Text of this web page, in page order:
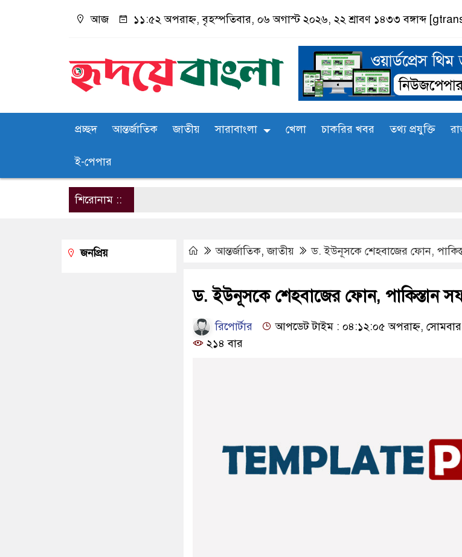
আজ ১১:৫২ অপরাহ্ন, বৃহস্পতিবার, ০৬ অগাস্ট ২০২৬, ২২ শ্রাবণ ১৪৩৩ বঙ্গাব্দ
প্রচ্ছদ আন্তর্জাতিক জাতীয় সারাবাংলা খেলা চাকরির খবর তথ্য প্রযুক্তি
ই-পেপার
শিরোনাম ::
আন্তর্জাতিক,জাতীয় ড. ইউনূসকে শেহবাজের ফোন,
ড. ইউনূসকে শেহবাজের ফোন, পাকিস্তান
রিপোর্টার
আপডেট টাইম : ০৪:১২:০৫ অপরাহ্ন,
২১৪ বার
জনপ্রিয়